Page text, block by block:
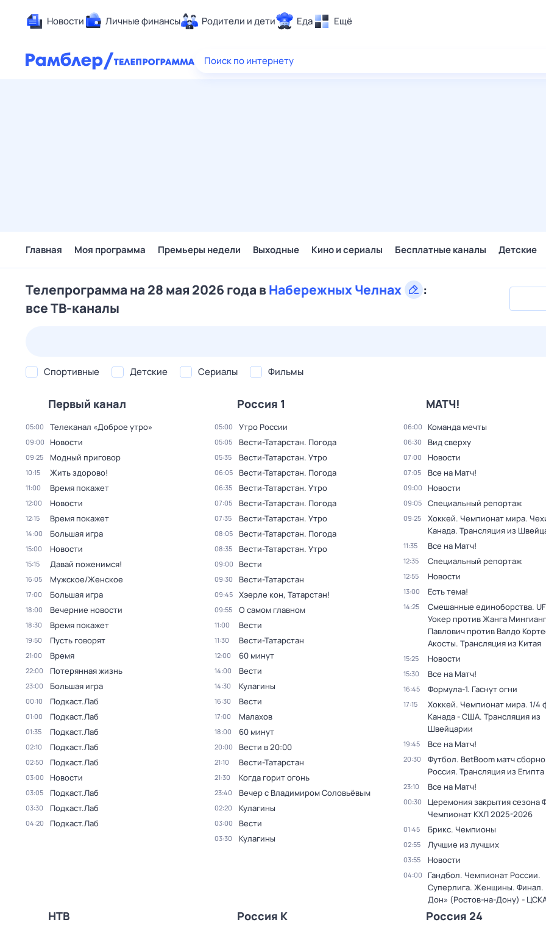
Новости Личные финансы Родители и дети Еда Ещё
Здоровье
Поиск по интернету
Главная Моя программа Премьеры недели Выходные Кино и сериалы Бесплатные каналы Детские
Телепрограмма на 28 мая 2026 года вНабережных Челнах
:
все ТВ-каналы
Спортивные Детские Сериалы Фильмы
Первый канал
05:00 Телеканал «Доброе утро»
09:00 Новости
09:25 Модный приговор
10:15 Жить здорово!
11:00 Время покажет
12:00 Новости
12:15 Время покажет
14:00 Большая игра
15:00 Новости
15:15 Давай поженимся!
16:05 Мужское/Женское
17:00 Большая игра
18:00 Вечерние новости
18:30 Время покажет
19:50 Пусть говорят
21:00 Время
22:00 Потерянная жизнь
23:00 Большая игра
00:10 Подкаст.Лаб
01:00 Подкаст.Лаб
01:35 Подкаст.Лаб
02:10 Подкаст.Лаб
02:50 Подкаст.Лаб
03:00 Новости
03:05 Подкаст.Лаб
03:30 Подкаст.Лаб
04:20 Подкаст.Лаб
Россия 1
05:00 Утро России
05:05 Вести-Татарстан. Погода
05:35 Вести-Татарстан. Утро
06:05 Вести-Татарстан. Погода
06:35 Вести-Татарстан. Утро
07:05 Вести-Татарстан. Погода
07:35 Вести-Татарстан. Утро
08:05 Вести-Татарстан. Погода
08:35 Вести-Татарстан. Утро
09:00 Вести
09:30 Вести-Татарстан
09:45 Хэерле кон, Татарстан!
09:55 О самом главном
11:00 Вести
11:30 Вести-Татарстан
12:00 60 минут
14:00 Вести
14:30 Кулагины
16:30 Вести
17:00 Малахов
18:00 60 минут
20:00 Вести в 20:00
21:10 Вести-Татарстан
21:30 Когда горит огонь
23:40 Вечер с Владимиром Соловьёвым
02:20 Кулагины
03:00 Вести
03:30 Кулагины
МАТЧ!
06:00 Команда мечты
06:30 Вид сверху
07:00 Новости
07:05 Все на Матч!
09:00 Новости
09:05 Специальный репортаж
09:25
Хоккей. Чемпионат мира.
Канада. Трансляция из
11:35 Все на Матч!
12:35 Специальный репортаж
12:55 Новости
13:00 Есть тема!
14:25
Смешанные единоборства.
Уокер против Жанга
Павлович против Валдо
Акосты. Трансляция из Китая
15:25 Новости
15:30 Все на Матч!
16:45 Формула-1. Гаснут огни
17:15
Хоккей. Чемпионат мира. 1/4
Канада - США. Трансляция из
Швейцарии
19:45 Все на Матч!
20:30
Футбол. BetBoom матч
Россия. Трансляция из Египта
23:10 Все на Матч!
00:30
Церемония закрытия сезона
Чемпионат КХЛ 2025-2026
01:45 Брикс. Чемпионы
02:55 Лучшие из лучших
03:55 Новости
04:00
Гандбол. Чемпионат России.
Суперлига. Женщины. Финал.
Дон» (Ростов-на-Дону) -
НТВ Россия К Россия 24